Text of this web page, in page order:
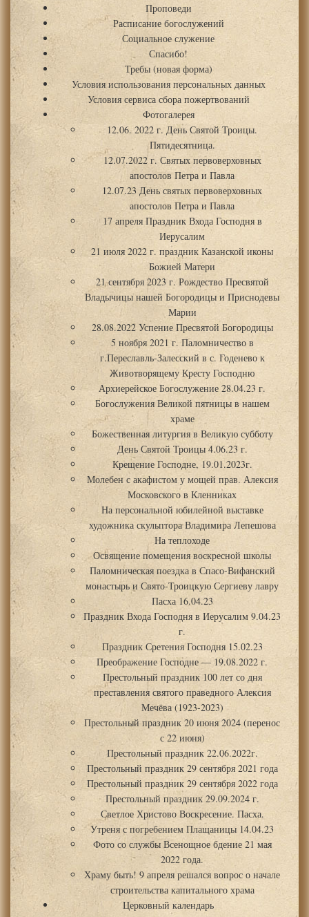
Проповеди
Расписание богослужений
Социальное служение
Спасибо!
Требы (новая форма)
Условия использования персональных данных
Условия сервиса сбора пожертвований
Фотогалерея
12.06. 2022 г. День Святой Троицы.
Пятидесятница.
12.07.2022 г. Святых первоверховных
апостолов Петра и Павла
12.07.23 День святых первоверховных
апостолов Петра и Павла
17 апреля Праздник Входа Господня в
Иерусалим
21 июля 2022 г. праздник Казанской иконы
Божией Матери
21 сентября 2023 г. Рождество Пресвятой
Владычицы нашей Богородицы и Приснодевы
Марии
28.08.2022 Успение Пресвятой Богородицы
5 ноября 2021 г. Паломничество в
г.Переславль-Залесский в с. Годенево к
Животворящему Кресту Господню
Архиерейское Богослужение 28.04.23 г.
Богослужения Великой пятницы в нашем
храме
Божественная литургия в Великую субботу
День Святой Троицы 4.06.23 г.
Крещение Господне, 19.01.2023г.
Молебен с акафистом у мощей прав. Алексия
Московского в Кленниках
На персональной юбилейной выставке
художника скульптора Владимира Лепешова
На теплоходе
Освящение помещения воскресной школы
Паломническая поездка в Спасо-Вифанский
монастырь и Свято-Троицкую Сергиеву лавру
Пасха 16.04.23
Праздник Входа Господня в Иерусалим 9.04.23
г.
Праздник Сретения Господня 15.02.23
Преображение Господне — 19.08.2022 г.
Престольный праздник 100 лет со дня
преставления святого праведного Алексия
Мечёва (1923-2023)
Престольный праздник 20 июня 2024 (перенос
с 22 июня)
Престольный праздник 22.06.2022г.
Престольный праздник 29 сентября 2021 года
Престольный праздник 29 сентября 2022 года
Престольный праздник 29.09.2024 г.
Светлое Христово Воскресение. Пасха.
Утреня с погребением Плащаницы 14.04.23
Фото со службы Всенощное бдение 21 мая
2022 года.
Храму быть! 9 апреля решался вопрос о начале
строительства капитального храма
Церковный календарь